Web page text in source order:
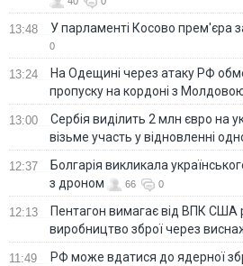
13:48 У парламенті Косово прем'єра
0
13:24
На Одещині через атаку РФ
пропуску на кордоні з
13:00
Сербія виділить 2 млн євро на
візьме участь у відновленні
12:37
Болгарія викликала
з дроном
66 0
12:13
Пентагон вимагає від ВПК США
виробництво зброї через
11:49
РФ може вдатися до ядерної